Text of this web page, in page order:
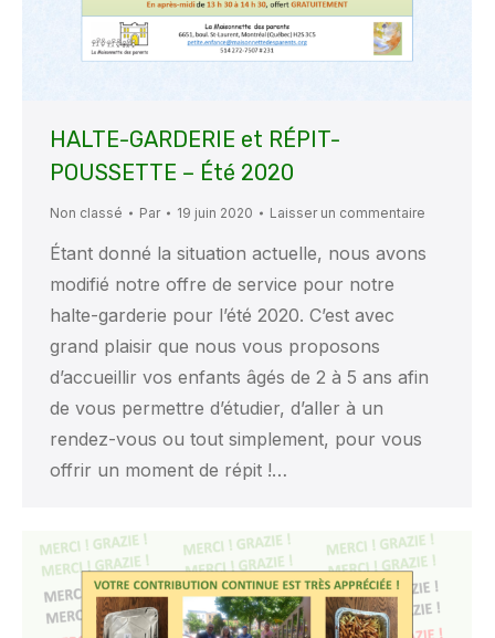
HALTE-GARDERIE et RÉPIT-
POUSSETTE – Été 2020
Non classé Par 19 juin 2020 Laisser un commentaire
Étant donné la situation actuelle, nous avons
modifié notre offre de service pour notre
halte-garderie pour l’été 2020. C’est avec
grand plaisir que nous vous proposons
d’accueillir vos enfants âgés de 2 à 5 ans afin
de vous permettre d’étudier, d’aller à un
rendez-vous ou tout simplement, pour vous
offrir un moment de répit !…